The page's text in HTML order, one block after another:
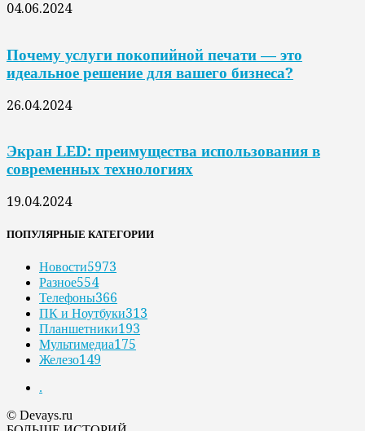
04.06.2024
Почему услуги покопийной печати — это
идеальное решение для вашего бизнеса?
26.04.2024
Экран LED: преимущества использования в
современных технологиях
19.04.2024
ПОПУЛЯРНЫЕ КАТЕГОРИИ
Новости5973
Разное554
Телефоны366
ПК и Ноутбуки313
Планшетники193
Мультимедиа175
Железо149
.
© Devays.ru